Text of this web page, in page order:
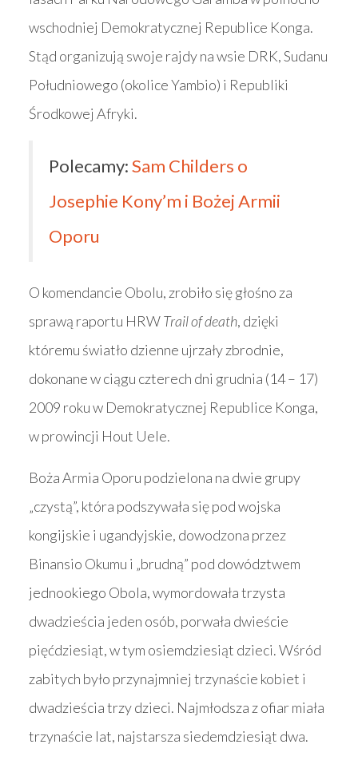
wschodniej Demokratycznej Republice Konga.
Stąd organizują swoje rajdy na wsie DRK, Sudanu
Południowego (okolice Yambio) i Republiki
Środkowej Afryki.
Polecamy:Sam Childers o
Josephie Kony’m i Bożej Armii
Oporu
O komendancie Obolu, zrobiło się głośno za
sprawą raportu HRWTrail of death, dzięki
któremu światło dzienne ujrzały zbrodnie,
dokonane w ciągu czterech dni grudnia (14 – 17)
2009 roku w Demokratycznej Republice Konga,
w prowincji Hout Uele.
Boża Armia Oporu podzielona na dwie grupy
„czystą”, która podszywała się pod wojska
kongijskie i ugandyjskie, dowodzona przez
Binansio Okumu i „brudną” pod dowództwem
jednookiego Obola, wymordowała trzysta
dwadzieścia jeden osób, porwała dwieście
pięćdziesiąt, w tym osiemdziesiąt dzieci. Wśród
zabitych było przynajmniej trzynaście kobiet i
dwadzieścia trzy dzieci. Najmłodsza z ofiar miała
trzynaście lat, najstarsza siedemdziesiąt dwa.